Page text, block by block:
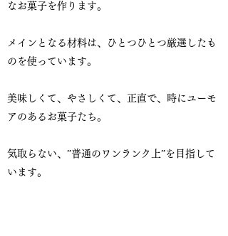
なお菓子を作ります。
メインとなる材料は、ひとつひとつ厳選したも
のを使っています。
美味しくて、やさしくて、正直で、時にユーモ
アのあるお菓子たち。
気取らない、”普通のワンランク上”を目指して
います。